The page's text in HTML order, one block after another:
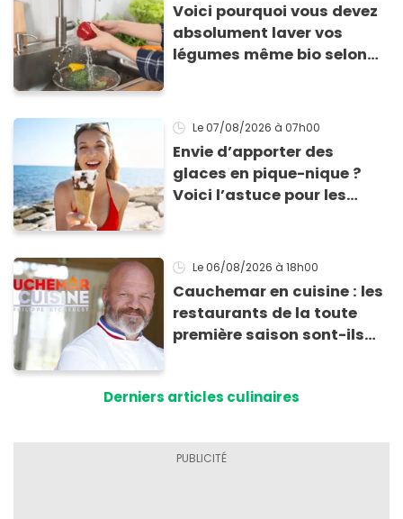
Voici pourquoi vous devez
absolument laver vos
légumes même bio selon
Le 07/08/2026 à 07h00
Envie d’apporter des
glaces en pique-nique ?
Voici l’astuce pour les
ne fondent !
Le 06/08/2026 à 18h00
Cauchemar en cuisine : les
restaurants de la toute
première saison sont-ils
Derniers articles culinaires